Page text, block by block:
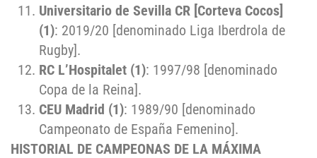
Universitario de Sevilla CR [Corteva Cocos]
(1): 2019/20 [denominado Liga Iberdrola de
Rugby].
RC L’Hospitalet (1): 1997/98 [denominado
Copa de la Reina].
CEU Madrid (1): 1989/90 [denominado
Campeonato de España Femenino].
HISTORIAL DE CAMPEONAS DE LA MÁXIMA